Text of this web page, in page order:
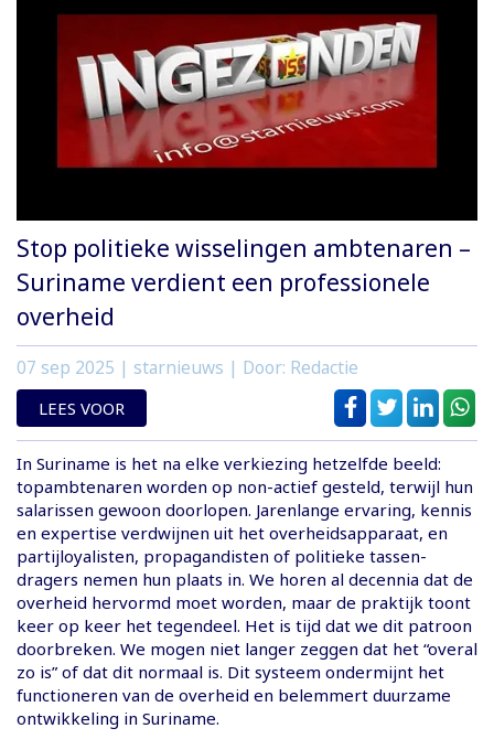
Stop politieke wisselingen ambtenaren –
Suriname verdient een professionele
overheid
07 sep 2025 | starnieuws | Door: Redactie
LEES VOOR
In Suriname is het na elke verkiezing hetzelfde beeld:
topambtenaren worden op non-actief gesteld, terwijl hun
salarissen gewoon doorlopen. Jarenlange ervaring, kennis
en expertise verdwijnen uit het overheidsapparaat, en
partijloyalisten, propagandisten of politieke tassen­
dragers nemen hun plaats in. We horen al decennia dat de
overheid hervormd moet worden, maar de praktijk toont
keer op keer het tegendeel. Het is tijd dat we dit patroon
doorbreken. We mogen niet langer zeggen dat het “overal
zo is” of dat dit normaal is. Dit systeem ondermijnt het
functioneren van de overheid en belemmert duurzame
ontwikkeling in Suriname.